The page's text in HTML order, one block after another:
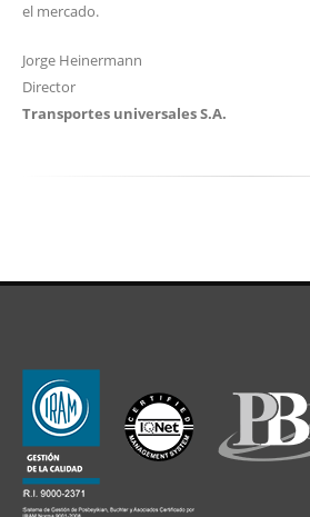
el mercado.
Jorge Heinermann
Director
Transportes universales S.A.